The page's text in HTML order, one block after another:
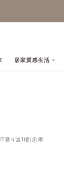
居家質感生活
巷4號1樓(忠孝